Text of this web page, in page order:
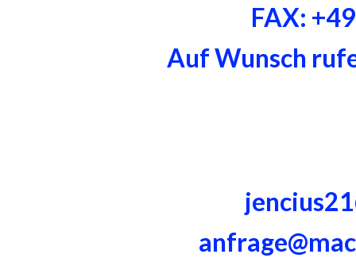
FAX:
Auf Wunsch